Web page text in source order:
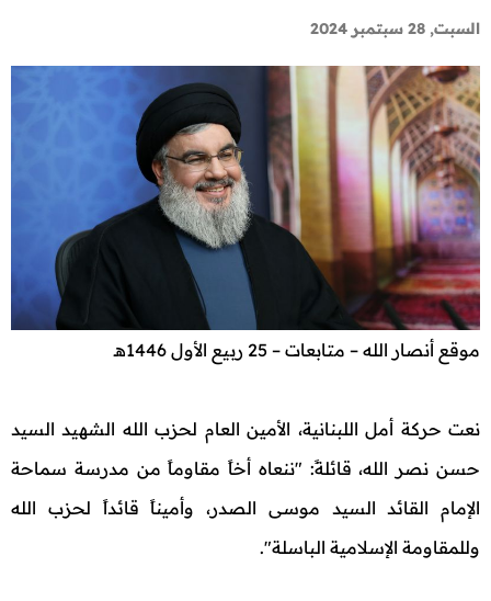
السبت, 28 سبتمبر 2024
موقع أنصار الله – متابعات – 25 ربيع الأول 1446هـ
نعت حركة أمل اللبنانية، الأمين العام لحزب الله الشهيد السيد
حسن نصر الله، قائلةً: "ننعاه أخاً مقاوماً من مدرسة سماحة
الإمام القائد السيد موسى الصدر، وأميناً قائداً لحزب الله
وللمقاومة الإسلامية الباسلة".